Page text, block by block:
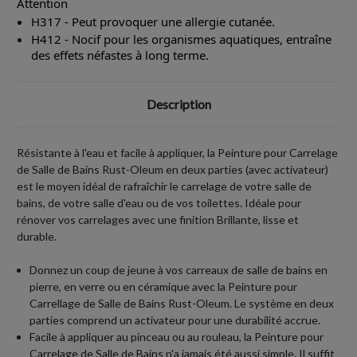
H317 - Peut provoquer une allergie cutanée.
H412 - Nocif pour les organismes aquatiques, entraîne
des effets néfastes à long terme.
Description
Résistante à l'eau et facile à appliquer, la Peinture pour Carrelage
de Salle de Bains Rust-Oleum en deux parties (avec activateur)
est le moyen idéal de rafraîchir le carrelage de votre salle de
bains, de votre salle d'eau ou de vos toilettes. Idéale pour
rénover vos carrelages avec une finition Brillante, lisse et
durable.
Donnez un coup de jeune à vos carreaux de salle de bains en
pierre, en verre ou en céramique avec la Peinture pour
Carrellage de Salle de Bains Rust-Oleum. Le système en deux
parties comprend un activateur pour une durabilité accrue.
Facile à appliquer au pinceau ou au rouleau, la Peinture pour
Carrelage de Salle de Bains n'a jamais été aussi simple. Il suffit